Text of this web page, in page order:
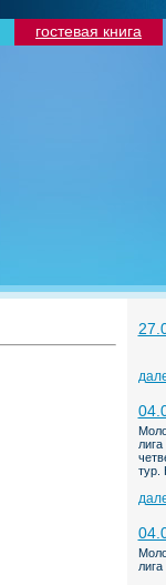
гостевая книга
лига
тур.
лига